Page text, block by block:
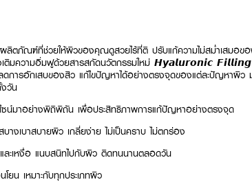
ผลิตภัณฑ์ที่ช่วยให้ผิวของคุณดูสวยไร้ที่ติ ปรับแก้ความไม่สม่ำเสมอ
ติมความอิ่มฟูด้วยสารสกัดนวัตกรรมใหม่ 𝙃𝙮𝙖𝙡𝙪𝙧𝙤𝙣𝙞𝙘
การอักเสบของสิว แก้ไขปัญหาได้อย่างตรงจุดของแต่ละปัญหาผิว
วัน
ซน์มาอย่างพิถิพิถัน เพื่อประสิทธิภาพการแก้ปัญหาอย่างตรงจุด
งเบาสบายผิว เกลี่ยง่าย ไม่เป็นคราบ ไม่ตกร่อง
ละเหงื่อ แนบสนิทไปกับผิว ติดทนนานตลอดวัน
น เหมาะกับทุกประเภทผิว